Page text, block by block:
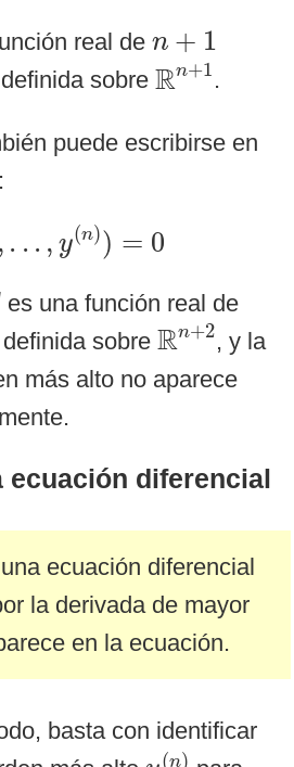
real de n + 1
n 1
sobre Rn+1
Rn+1
.
puede escribirse en
, . . . , y(n)) = 0
n))=
es una función real de
sobre Rn+2
Rn +2
, y la
más alto no aparece
ecuación diferencial
ecuación diferencial
la derivada de mayor
en la ecuación.
basta con identificar
(n)
(n)